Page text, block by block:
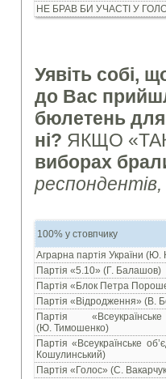
НЕ БРАВ БИ УЧАСТІ У
Уявіть собі,
до Вас
бюлетень
ні? ЯКЩО
виборах
100% у стовпчику
Аграрна партія України (Ю.
Партія «5.10» (Г. Балашов)
Партія «Блок Петра
Партія «Відродження» (В.
Партія
(Ю. Тимошенко)
Партія «Всеукраїнське
Кошулинський)
Партія «Голос» (С.